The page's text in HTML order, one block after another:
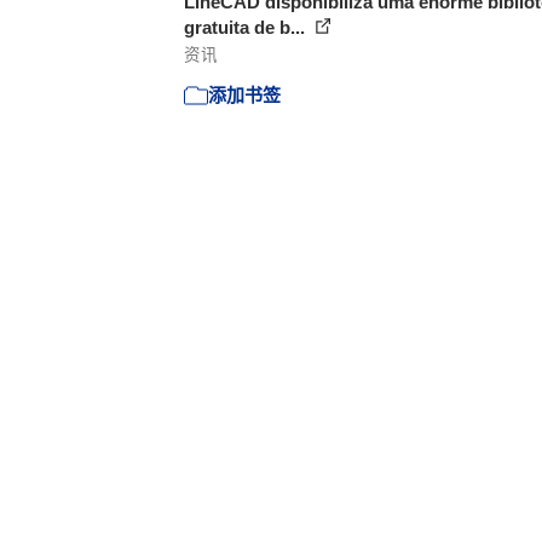
gratuita de b...
资讯
添加书签